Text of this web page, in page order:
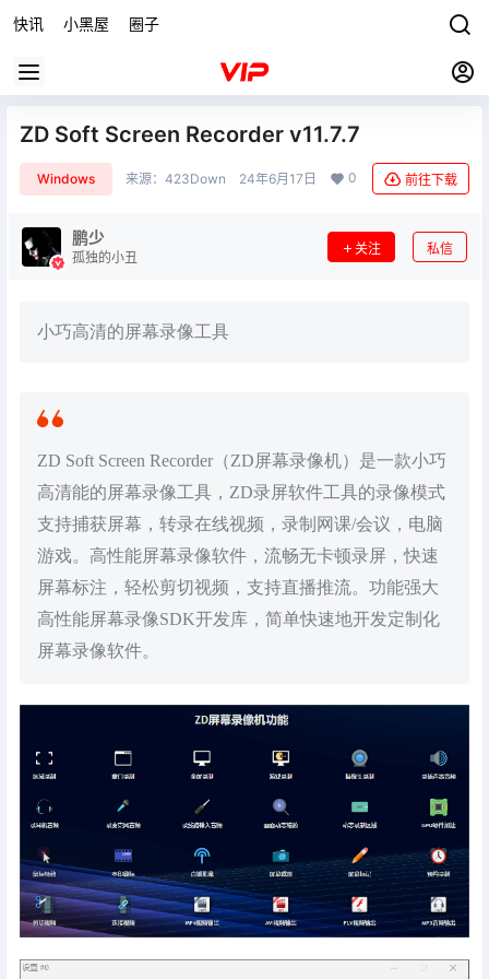
快讯 小黑屋 圈子
ZD Soft Screen Recorder v11.7.7
Windows 来源： 423Down 24年6月17日 0 前往下载
鹏少
孤独的小丑
关注 私信
小巧高清的屏幕录像工具
ZD Soft Screen Recorder（ZD屏幕录像机）是一款小巧
高清能的屏幕录像工具，ZD录屏软件工具的录像模式
支持捕获屏幕，转录在线视频，录制网课/会议，电脑
游戏。高性能屏幕录像软件，流畅无卡顿录屏，快速
屏幕标注，轻松剪切视频，支持直播推流。功能强大
高性能屏幕录像SDK开发库，简单快速地开发定制化
屏幕录像软件。